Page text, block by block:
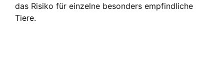
das Risi­ko für ein­zel­ne beson­ders emp­find­li­che
Tie­re.